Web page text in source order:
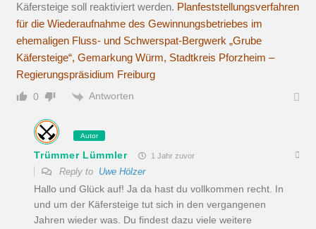
Käfersteige soll reaktiviert werden. Planfeststellungsverfahren
für die Wiederaufnahme des Gewinnungsbetriebes im
ehemaligen Fluss- und Schwerspat-Bergwerk „Grube
Käfersteige“, Gemarkung Würm, Stadtkreis Pforzheim –
Regierungspräsidium Freiburg
0 Antworten
Autor
Trümmer Lümmler 1 Jahr zuvor
Reply to Uwe Hölzer
Hallo und Glück auf! Ja da hast du vollkommen recht. In
und um der Käfersteige tut sich in den vergangenen
Jahren wieder was. Du findest dazu viele weitere